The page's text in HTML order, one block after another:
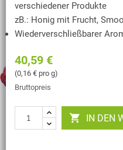
verschiedener Produkte
zB.: Honig mit Frucht,
Wiederverschließbarer
40,59 €
(0,16 € pro g)
Bruttopreis
 IN DEN